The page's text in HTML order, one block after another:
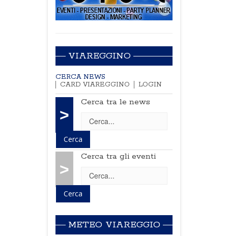
VIAREGGINO
CERCA NEWS
CARD VIAREGGINO
LOGIN
>
Cerca tra le news
>
Cerca tra gli eventi
METEO VIAREGGIO